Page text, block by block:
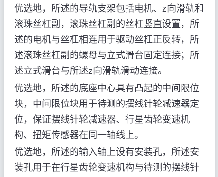
优选地，所述的导轨支架包括电机、z向滑轨和
滚珠丝杠副，滚珠丝杠副的丝杠竖直设置，所
述的电机与丝杠相连用于驱动丝杠正反转，所
述滚珠丝杠副的螺母与立式滑台固定连接；所
述立式滑台与所述z向滑轨滑动连接。
优选地，所述的底座中心具有凸起的中间限位
块，中间限位块用于待测的摆线针轮减速器定
位，保证摆线针轮减速器、行星齿轮变速机
构、扭矩传感器在同一轴线上。
优选地，所述的输入轴上设有安装孔，所述安
装孔用于在行星齿轮变速机构与待测的摆线针